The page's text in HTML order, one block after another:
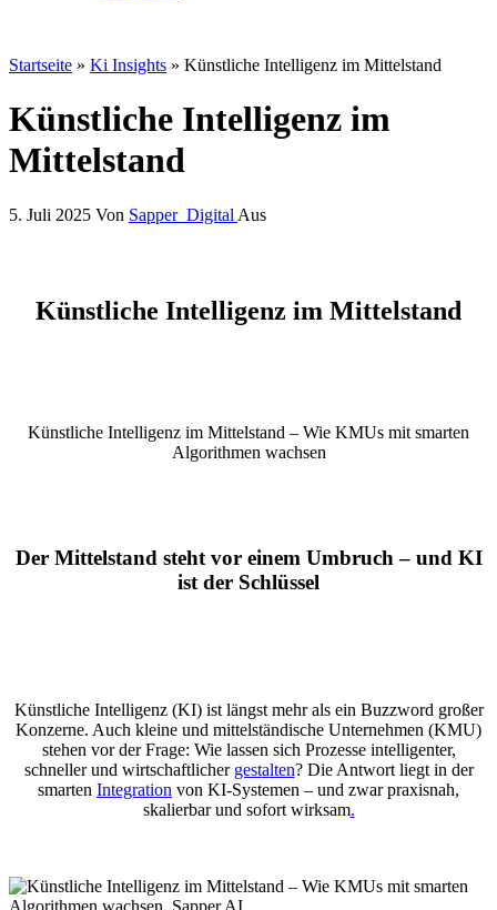
Startseite » Ki Insights » Künstliche Intelligenz im Mittelstand
Künstliche Intelligenz im
Mittelstand
5. Juli 2025 Von Sapper_Digital Aus
Künstliche Intelligenz im Mittelstand
Künstliche Intelligenz im Mittelstand – Wie KMUs mit smarten
Algorithmen wachsen
Der Mittelstand steht vor einem Umbruch – und KI
ist der Schlüssel
Künstliche Intelligenz (KI) ist längst mehr als ein Buzzword großer
Konzerne. Auch kleine und mittelständische Unternehmen (KMU)
stehen vor der Frage: Wie lassen sich Prozesse intelligenter,
schneller und wirtschaftlicher gestalten? Die Antwort liegt in der
smarten Integration von KI-Systemen – und zwar praxisnah,
skalierbar und sofort wirksam.